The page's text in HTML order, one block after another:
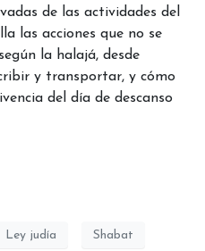
de las actividades del
las acciones que no se
la halajá, desde
y transportar, y cómo
del día de descanso
Ley judía Shabat